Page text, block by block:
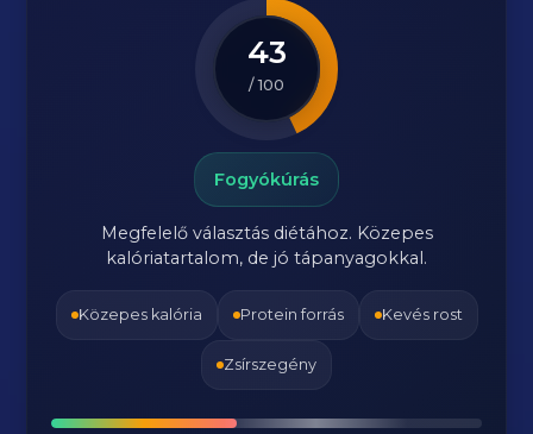
43
/ 100
Fogyókúrás
Megfelelő választás diétához. Közepes
kalóriatartalom, de jó tápanyagokkal.
Közepes kalória Protein forrás Kevés rost
Zsírszegény